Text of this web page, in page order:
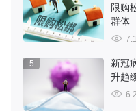
限购
群体
5
新冠
升趋